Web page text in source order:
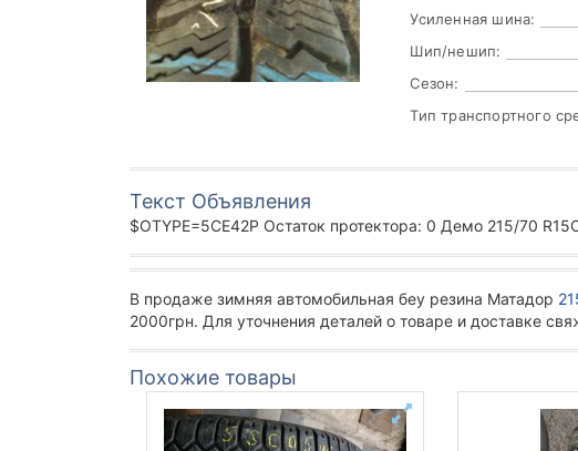
Усиленная шина:
Шип/нешип:
Сезон:
Тип транспортного
Текст Объявления
$OTYPE=5CE42P Остаток протектора: 0 Демо 215/70
В продаже зимняя автомобильная беу резина Матадор
2000грн. Для уточнения деталей о товаре и доставке
Похожие товары